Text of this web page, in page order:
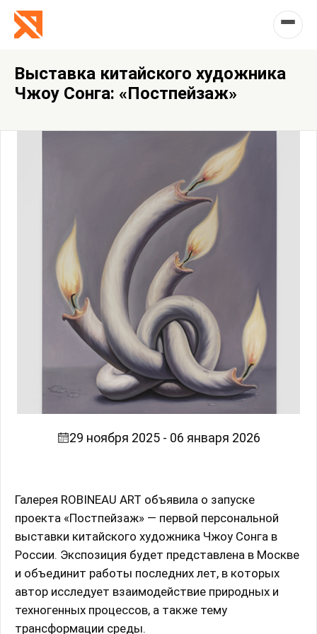
Выставка китайского художника
Чжоу Сонга: «Постпейзаж»
29 ноября 2025 - 06 января 2026
Галерея ROBINEAU ART объявила о запуске
проекта «Постпейзаж» — первой персональной
выставки китайского художника Чжоу Сонга в
России. Экспозиция будет представлена в Москве
и объединит работы последних лет, в которых
автор исследует взаимодействие природных и
техногенных процессов, а также тему
трансформации среды.